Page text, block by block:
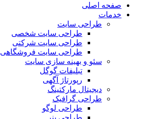
صفحه اصلی
خدمات
طراحی سایت
طراحی سایت شخصی
طراحی سایت شرکتی
طراحی سایت فروشگاهی
سئو و بهینه سازی سایت
تبلیفات گوگل
رپورتاژ آگهی
دیجیتال مارکتینگ
طراحی گرافیک
طراحی لوگو
طراحی بنر